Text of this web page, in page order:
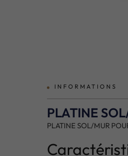
INFORMATIONS
PLATINE
PLATINE SOL/MUR